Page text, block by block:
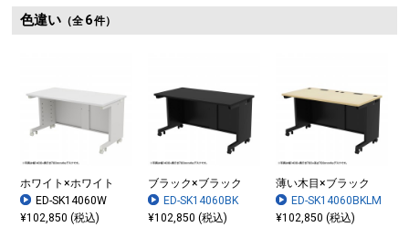
色違い（全 6件）
ホワイト×ホワイト
ED-SK14060W
¥102,850 (税込)
ブラック×ブラック
ED-SK14060BK
¥102,850 (税込)
薄い木目×ブラック
ED-SK14060BKLM
¥102,850 (税込)